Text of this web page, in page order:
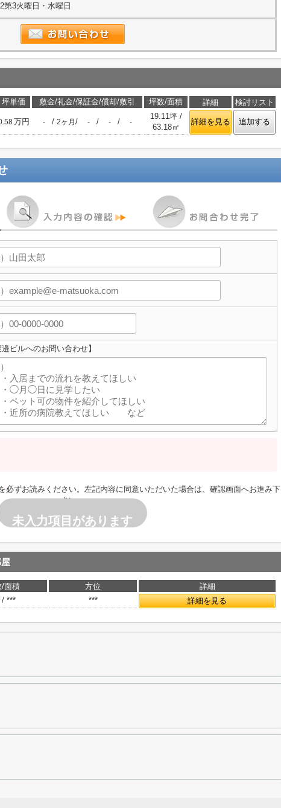
3火曜日・水曜日
坪単価 敷金/礼金/保証金/償却/敷引 坪数/面積 詳細 検討リスト
万円 - / 2ヶ月 / - / - / -
19.11坪 /
63.18㎡
詳細を見る 追加する
邉ビルへのお問い合わせ】
必ずお読みください。左記内容に同意いただいた場合は、確認画面へお進み下
さい。
未入力項目があります
/面積 方位
詳細
/ *** *** 詳細を見る